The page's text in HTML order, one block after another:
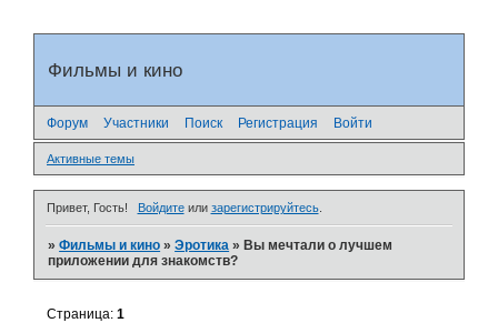
Фильмы и кино
Форум Участники Поиск Регистрация Войти
Активные темы
Привет, Гость! Войдитеили зарегистрируйтесь.
»Фильмы и кино »Эротика »Вы мечтали о лучшем
приложении для знакомств?
Страница:1